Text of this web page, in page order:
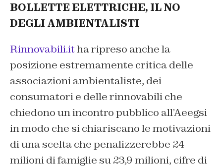
BOLLETTE ELETTRICHE, IL NO
DEGLI AMBIENTALISTI
Rinnovabili.itha ripreso anche la
posizione estremamente critica delle
associazioni ambientaliste, dei
consumatori e delle rinnovabili che
chiedono un incontro pubblico all’Aeegsi
in modo che si chiariscano le motivazioni
di una scelta che penalizzerebbe 24
milioni di famiglie su 23,9 milioni, cifre di